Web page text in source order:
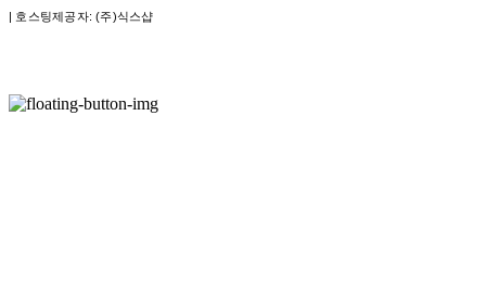
| 호스팅제공자: (주)식스샵